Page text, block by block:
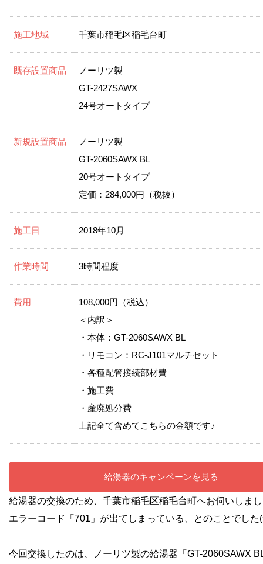
施工地域 千葉市稲毛区稲毛台町
既存設置商品
ノーリツ製
GT-2427SAWX
24号オートタイプ
新規設置商品
ノーリツ製
GT-2060SAWX BL
20号オートタイプ
定価：284,000円（税抜）
施工日 2018年10月
作業時間 3時間程度
費用
108,000円（税込）
＜内訳＞
・本体：GT-2060SAWX BL
・リモコン：RC-J101マルチセット
・各種配管接続部材費
・施工費
・産廃処分費
上記全て含めてこちらの金額です♪
給湯器のキャンペーンを見る
給湯器の交換のため、千葉市稲毛区稲毛台町へお伺いしま
エラーコード「701」が出てしまっている、とのことでした
今回交換したのは、ノーリツ製の給湯器「GT-2060SAWX